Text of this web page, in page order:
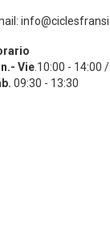
Vie .10:00 - 14:00
09:30 - 13:30